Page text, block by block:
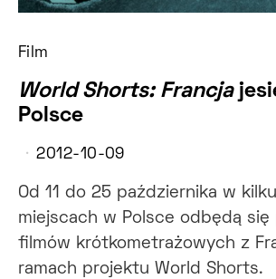
Film
World Shorts: Francja
Polsce
2012-10-09
Od 11 do 25 października w
miejscach w Polsce odbędą się
filmów krótkometrażowych z
ramach projektu World Shorts.